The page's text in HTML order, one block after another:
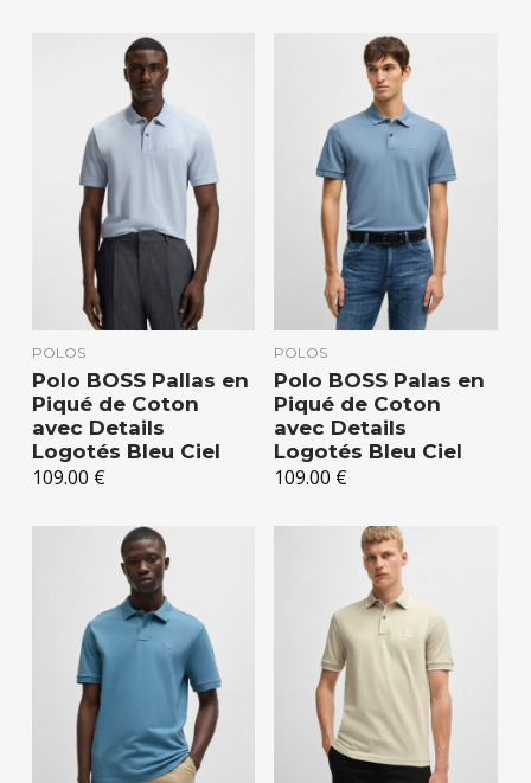
POLOS
Polo BOSS Pallas en
Piqué de Coton
avec Details
Logotés Bleu Ciel
109.00 €
POLOS
Polo BOSS Palas en
Piqué de Coton
avec Details
Logotés Bleu Ciel
109.00 €